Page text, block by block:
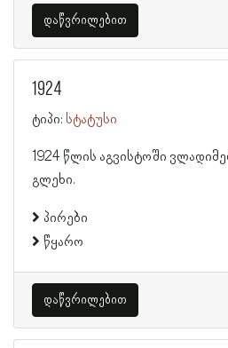
დაწვრილებით
1924
ტიპი: სტატუსი
1924 წლის აგვისტოში
გლეხი.
პირები
წყარო
დაწვრილებით